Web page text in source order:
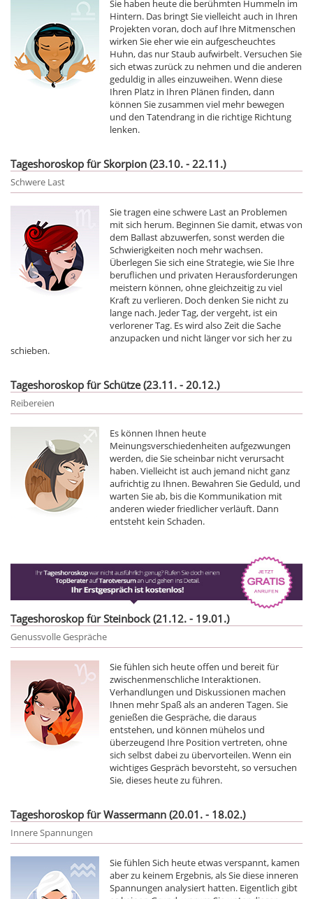
Sie haben heute die berühmten Hummeln im
Hintern. Das bringt Sie vielleicht auch in Ihren
Projekten voran, doch auf Ihre Mitmenschen
wirken Sie eher wie ein aufgescheuchtes
Huhn, das nur Staub aufwirbelt. Versuchen Sie
sich etwas zurück zu nehmen und die anderen
geduldig in alles einzuweihen. Wenn diese
Ihren Platz in Ihren Plänen finden, dann
können Sie zusammen viel mehr bewegen
und den Tatendrang in die richtige Richtung
lenken.
Tageshoroskop für Skorpion (23.10. - 22.11.)
Schwere Last
Sie tragen eine schwere Last an Problemen
mit sich herum. Beginnen Sie damit, etwas von
dem Ballast abzuwerfen, sonst werden die
Schwierigkeiten noch mehr wachsen.
Überlegen Sie sich eine Strategie, wie Sie Ihre
beruflichen und privaten Herausforderungen
meistern können, ohne gleichzeitig zu viel
Kraft zu verlieren. Doch denken Sie nicht zu
lange nach. Jeder Tag, der vergeht, ist ein
verlorener Tag. Es wird also Zeit die Sache
anzupacken und nicht länger vor sich her zu
schieben.
Tageshoroskop für Schütze (23.11. - 20.12.)
Reibereien
Es können Ihnen heute
Meinungsverschiedenheiten aufgezwungen
werden, die Sie scheinbar nicht verursacht
haben. Vielleicht ist auch jemand nicht ganz
aufrichtig zu Ihnen. Bewahren Sie Geduld, und
warten Sie ab, bis die Kommunikation mit
anderen wieder friedlicher verläuft. Dann
entsteht kein Schaden.
Tageshoroskop für Steinbock (21.12. - 19.01.)
Genussvolle Gespräche
Sie fühlen sich heute offen und bereit für
zwischenmenschliche Interaktionen.
Verhandlungen und Diskussionen machen
Ihnen mehr Spaß als an anderen Tagen. Sie
genießen die Gespräche, die daraus
entstehen, und können mühelos und
überzeugend Ihre Position vertreten, ohne
sich selbst dabei zu übervorteilen. Wenn ein
wichtiges Gespräch bevorsteht, so versuchen
Sie, dieses heute zu führen.
Tageshoroskop für Wassermann (20.01. - 18.02.)
Innere Spannungen
Sie fühlen Sich heute etwas verspannt, kamen
aber zu keinem Ergebnis, als Sie diese inneren
Spannungen analysiert hatten. Eigentlich gibt